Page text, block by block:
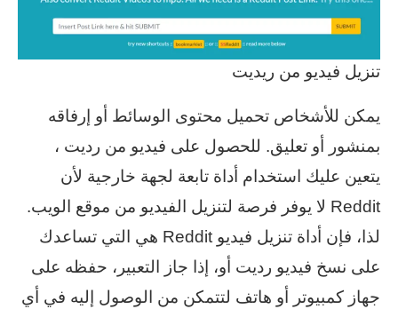
تنزيل فيديو من ريديت
يمكن للأشخاص تحميل محتوى الوسائط أو إرفاقه
بمنشور أو تعليق. للحصول على فيديو من رديت ،
يتعين عليك استخدام أداة تابعة لجهة خارجية لأن
Reddit لا يوفر فرصة لتنزيل الفيديو من موقع الويب.
لذا، فإن أداة تنزيل فيديو Reddit هي التي تساعدك
على نسخ فيديو رديت أو، إذا جاز التعبير، حفظه على
جهاز كمبيوتر أو هاتف لتتمكن من الوصول إليه في أي